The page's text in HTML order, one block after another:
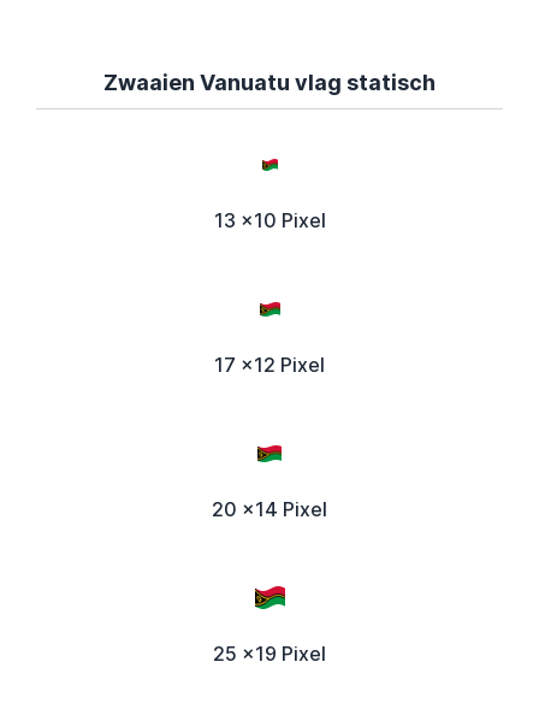
Zwaaien Vanuatu vlag statisch
13 x10 Pixel
17 x12 Pixel
20 x14 Pixel
25 x19 Pixel